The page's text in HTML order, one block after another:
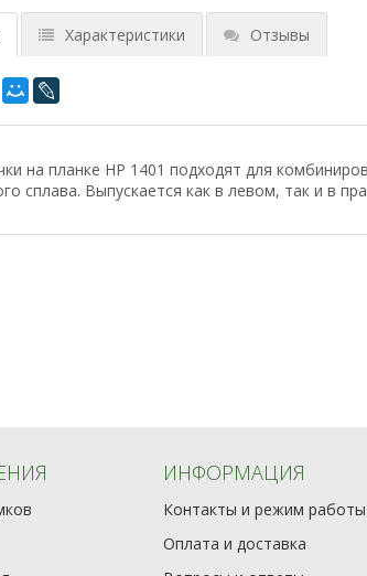
Характеристики Отзывы
на планке НР 1401 подходят для
сплава. Выпускается как в левом, так и в
ИНФОРМАЦИЯ
Контакты и режим работы
Оплата и доставка